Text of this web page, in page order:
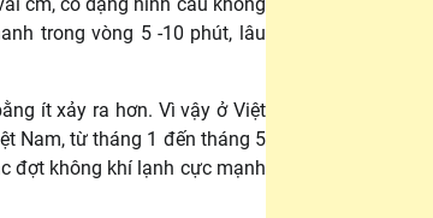
trong vòng 5 -10 phút, lâu
ít xảy ra hơn. Vì vậy ở Việt
Nam, từ tháng 1 đến tháng 5
đợt không khí lạnh cực mạnh